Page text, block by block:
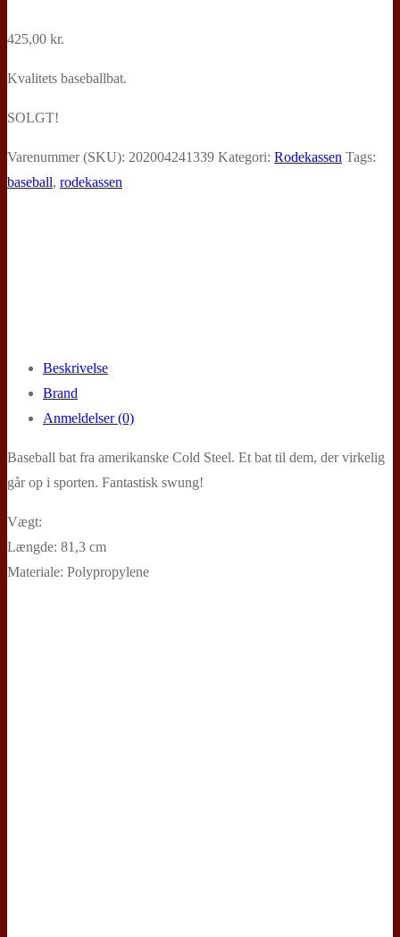
425,00 kr.
Kvalitets baseballbat.
SOLGT!
Varenummer (SKU): 202004241339 Kategori: Rodekassen Tags:
baseball, rodekassen
Beskrivelse
Brand
Anmeldelser (0)
Baseball bat fra amerikanske Cold Steel. Et bat til dem, der virkelig
går op i sporten. Fantastisk swung!
Vægt:
Længde: 81,3 cm
Materiale: Polypropylene